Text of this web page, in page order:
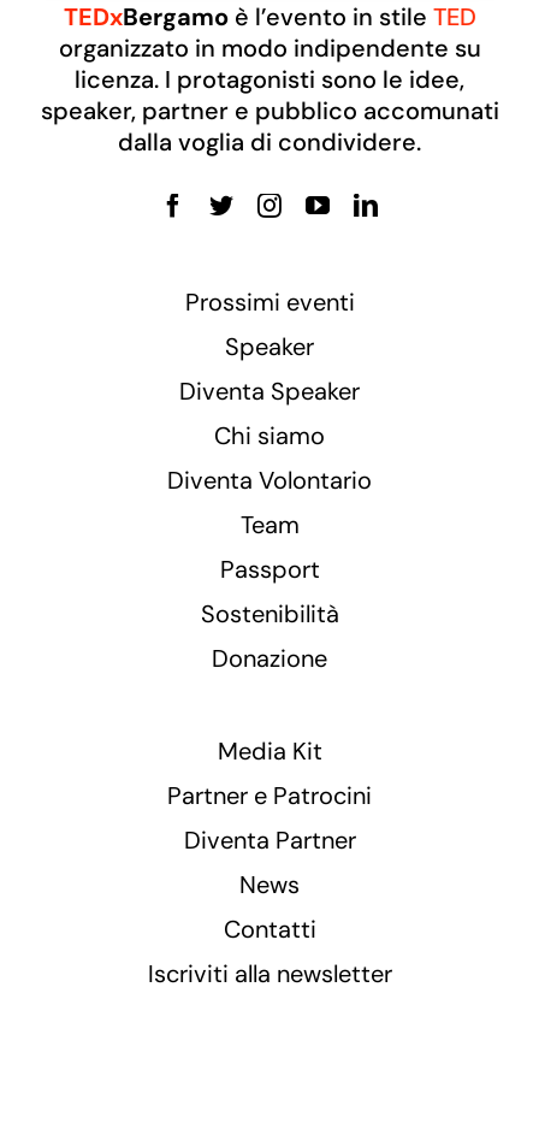
TEDxBergamoè l’evento in stile TED
organizzato in modo indipendente su
licenza. I protagonisti sono le idee,
speaker, partner e pubblico accomunati
dalla voglia di condividere.
Prossimi eventi
Speaker
Diventa Speaker
Chi siamo
Diventa Volontario
Team
Passport
Sostenibilità
Donazione
Media Kit
Partner e Patrocini
Diventa Partner
News
Contatti
Iscriviti alla newsletter